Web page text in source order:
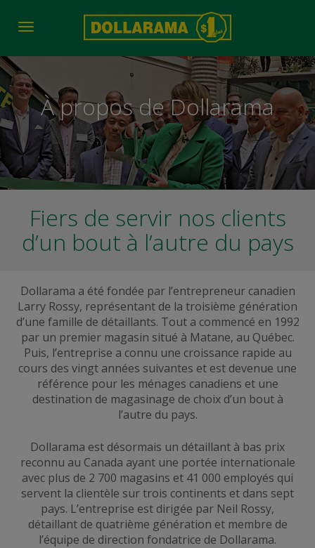
Toggle
À propos de Dollarama
Fiers de servir nos clients
d’un bout à l’autre du pays
Dollarama a été fondée par l’entrepreneur canadien
Larry Rossy, représentant de la troisième génération
d’une famille de détaillants. Tout a commencé en 1992
par un premier magasin situé à Matane, au Québec.
Puis, l’entreprise a connu une croissance rapide au
cours des vingt années suivantes et est devenue une
référence pour les ménages canadiens et une
destination de magasinage de choix d’un bout à
l’autre du pays.
Dollarama est désormais un détaillant à bas prix
reconnu au Canada ayant une portée internationale
avec plus de 2 700 magasins et 41 000 employés qui
servent la clientèle sur trois continents et dans sept
pays. L’entreprise est dirigée par Neil Rossy,
détaillant de quatrième génération et membre de
l’équipe de direction fondatrice de Dollarama.